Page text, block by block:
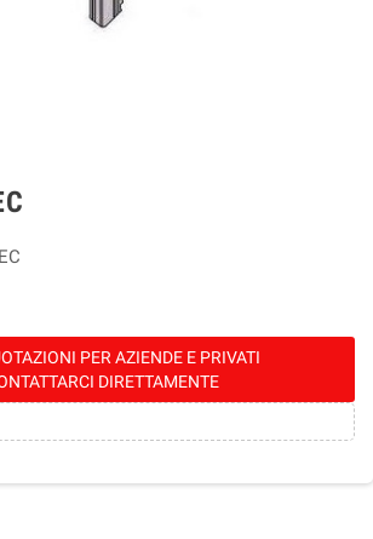
PER AZIENDE E PRIVATI
DIRETTAMENTE